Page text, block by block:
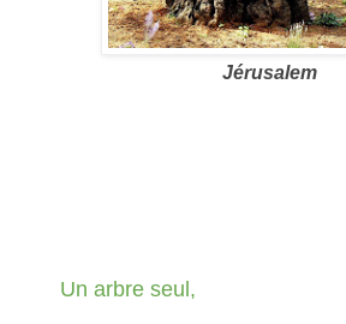
Jérusalem
Un arbre seul,